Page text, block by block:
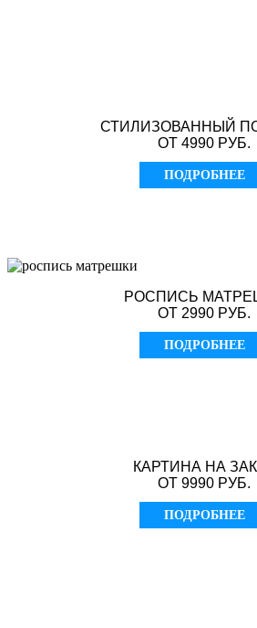
СТИЛИЗОВАННЫЙ
ОТ 4990 РУБ.
ПОДРОБНЕЕ
РОСПИСЬ
ОТ 2990 РУБ.
ПОДРОБНЕЕ
КАРТИНА НА
ОТ 9990 РУБ.
ПОДРОБНЕЕ